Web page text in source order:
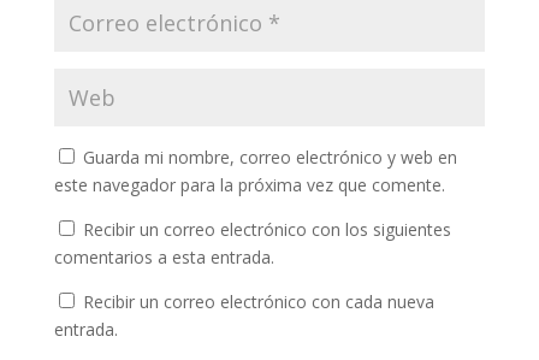
Guarda mi nombre, correo electrónico y web en
este navegador para la próxima vez que comente.
Recibir un correo electrónico con los siguientes
comentarios a esta entrada.
Recibir un correo electrónico con cada nueva
entrada.